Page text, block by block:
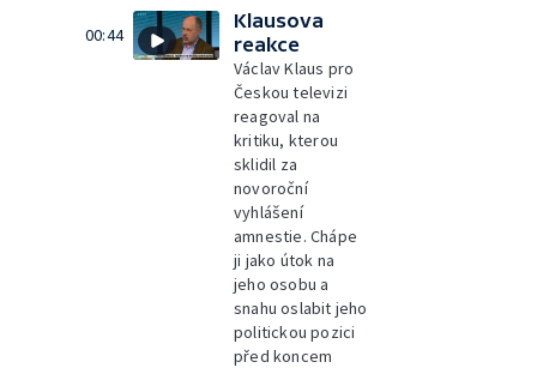
00:44
Klausova
reakce
Václav Klaus pro
Českou televizi
reagoval na
kritiku, kterou
sklidil za
novoroční
vyhlášení
amnestie. Chápe
ji jako útok na
jeho osobu a
snahu oslabit jeho
politickou pozici
před koncem